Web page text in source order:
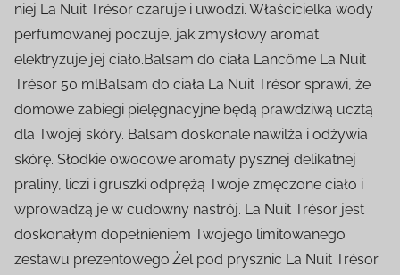
niej La Nuit Trésor czaruje i uwodzi. Właścicielka wody
perfumowanej poczuje, jak zmysłowy aromat
elektryzuje jej ciało.Balsam do ciała Lancôme La Nuit
Trésor 50 mlBalsam do ciała La Nuit Trésor sprawi, że
domowe zabiegi pielęgnacyjne będą prawdziwą ucztą
dla Twojej skóry. Balsam doskonale nawilża i odżywia
skórę. Słodkie owocowe aromaty pysznej delikatnej
praliny, liczi i gruszki odprężą Twoje zmęczone ciało i
wprowadzą je w cudowny nastrój. La Nuit Trésor jest
doskonałym dopełnieniem Twojego limitowanego
zestawu prezentowego.Żel pod prysznic La Nuit Trésor